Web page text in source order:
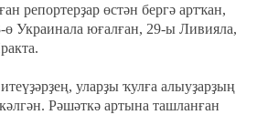
репортерҙар өстән бергә артҡан,
ө Украинала юғалған, 29-ы Ливияла,
уларҙы ҡулға алыуҙарҙың
Рәшәткә артына ташланған